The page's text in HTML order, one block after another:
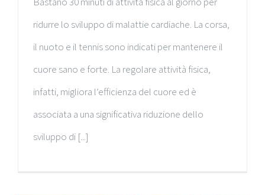
ridurre lo sviluppo di malattie cardiache. La corsa,
il nuoto e il tennis sono indicati per mantenere il
cuore sano e forte. La regolare attività fisica,
infatti, migliora l’efficienza del cuore ed è
associata a una significativa riduzione dello
sviluppo di [...]